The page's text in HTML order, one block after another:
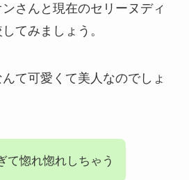
さんと現在のセリーヌディ
てみましょう。
て可愛くて美人なのでしょ
て惚れ惚れしちゃう